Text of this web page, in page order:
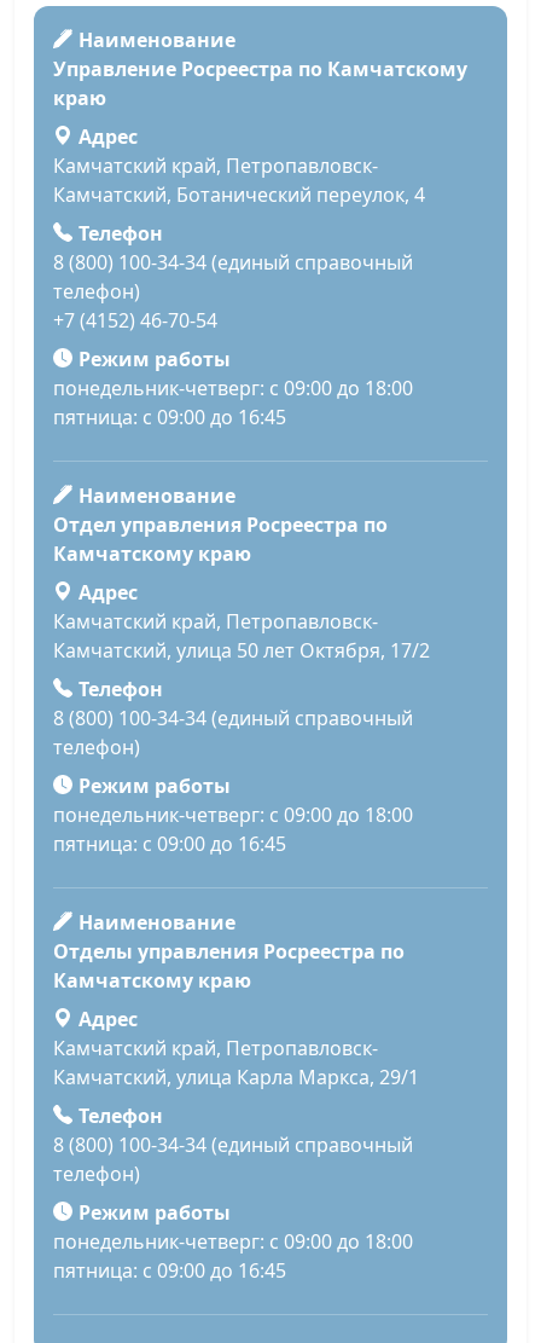
Наименование
Управление Росреестра по Камчатскому
краю
Адрес
Камчатский край, Петропавловск-
Камчатский, Ботанический переулок, 4
Телефон
8 (800) 100-34-34 (единый справочный
телефон)
+7 (4152) 46-70-54
Режим работы
понедельник-четверг: с 09:00 до 18:00
пятница: с 09:00 до 16:45
Наименование
Отдел управления Росреестра по
Камчатскому краю
Адрес
Камчатский край, Петропавловск-
Камчатский, улица 50 лет Октября, 17/2
Телефон
8 (800) 100-34-34 (единый справочный
телефон)
Режим работы
понедельник-четверг: с 09:00 до 18:00
пятница: с 09:00 до 16:45
Наименование
Отделы управления Росреестра по
Камчатскому краю
Адрес
Камчатский край, Петропавловск-
Камчатский, улица Карла Маркса, 29/1
Телефон
8 (800) 100-34-34 (единый справочный
телефон)
Режим работы
понедельник-четверг: с 09:00 до 18:00
пятница: с 09:00 до 16:45